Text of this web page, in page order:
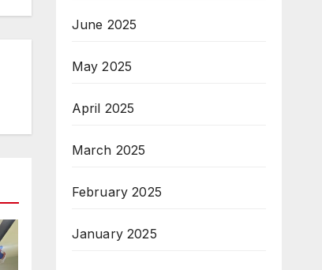
June 2025
May 2025
April 2025
March 2025
February 2025
January 2025